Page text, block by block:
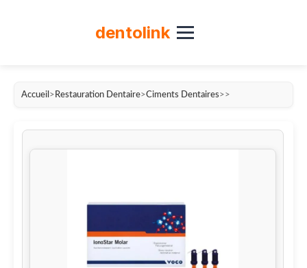
dentolink
Accueil > Restauration Dentaire>Ciments Dentaires>>